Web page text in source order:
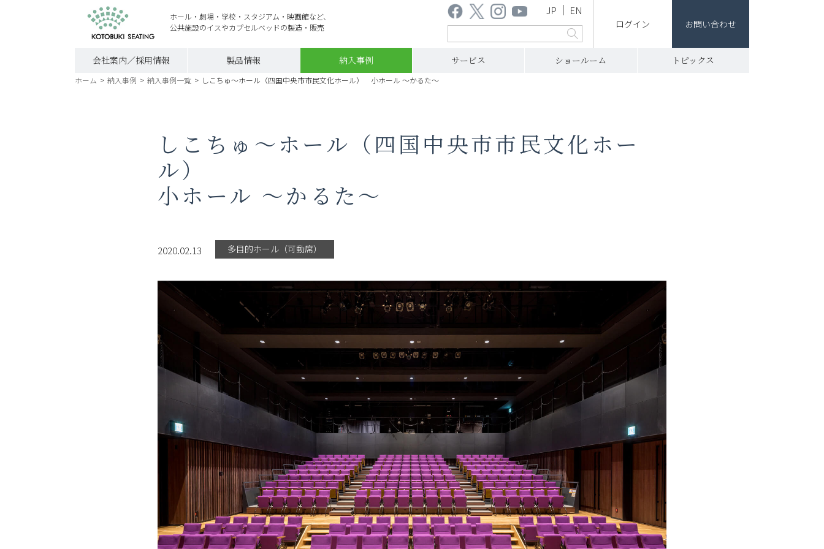
ホール・劇場・学校・スタジアム・映画館など、
公共施設のイスやカプセルベッドの製造・販売
ログイン お問い合わせ
JP EN
会社案内／採用情報 製品情報 納入事例 サービス ショールーム トピックス
ホーム > 納入事例 > 納入事例一覧 > しこちゅ～ホール（四国中央市市民文化ホール） 小ホール ～かるた～
しこちゅ～ホール（四国中央市市民文化ホー
ル）
小ホール ～かるた～
2020.02.13 多目的ホール（可動席）